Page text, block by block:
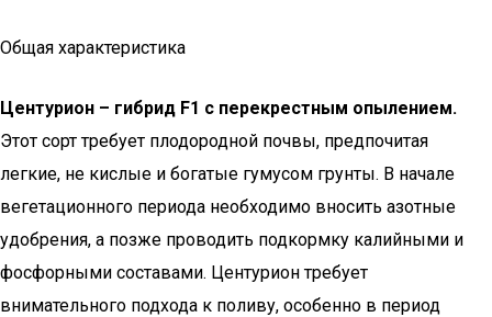
Общая характеристика
Центурион – гибрид F1 с перекрестным опылением.
Этот сорт требует плодородной почвы, предпочитая
легкие, не кислые и богатые гумусом грунты. В начале
вегетационного периода необходимо вносить азотные
удобрения, а позже проводить подкормку калийными и
фосфорными составами. Центурион требует
внимательного подхода к поливу, особенно в период